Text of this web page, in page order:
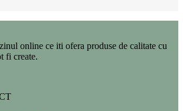
online ce iti ofera produse de calitate cu
fi create.